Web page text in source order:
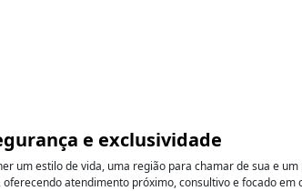
e exclusividade
um estilo de vida, uma região para chamar de sua e
atendimento próximo, consultivo e focado em